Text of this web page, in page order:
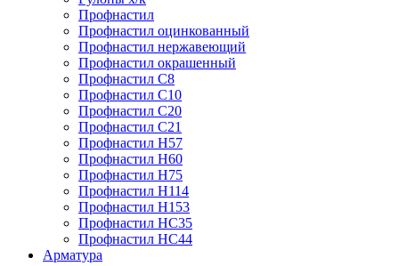
Профнастил
Профнастил оцинкованный
Профнастил нержавеющий
Профнастил окрашенный
Профнастил С8
Профнастил С10
Профнастил С20
Профнастил С21
Профнастил Н57
Профнастил Н60
Профнастил Н75
Профнастил Н114
Профнастил Н153
Профнастил НС35
Профнастил НС44
Арматура